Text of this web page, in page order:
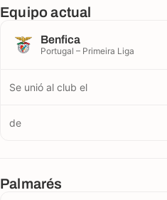
Equipo actual
Benfica
Portugal – Primeira Liga
Se unió al club el
de
Palmarés